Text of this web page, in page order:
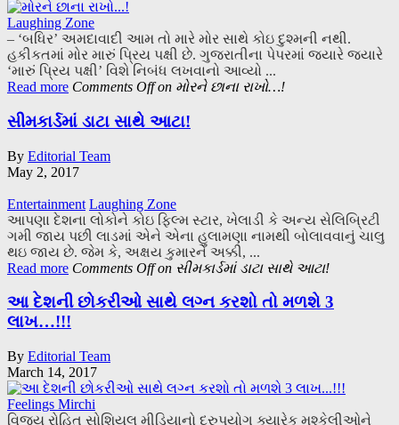
Laughing Zone
– ‘બધિર’ અમદાવાદી આમ તો મારે મોર સાથે કોઇ દુશ્મની નથી.
હકીકતમાં મોર મારું પ્રિય પક્ષી છે. ગુજરાતીના પેપરમાં જ્યારે જ્યારે
‘મારું પ્રિય પક્ષી’ વિશે નિબંધ લખવાનો આવ્યો ...
Read more Comments Offon મોરને છાના રાખો…!
સીમકાર્ડમાં ડાટા સાથે આટા!
By Editorial Team
May 2, 2017
Entertainment Laughing Zone
આપણા દેશના લોકોને કોઇ ફિલ્મ સ્ટાર, ખેલાડી કે અન્ય સેલિબ્રિટી
ગમી જાય પછી લાડમાં એને એના હુલામણા નામથી બોલાવવાનું ચાલુ
થઇ જાય છે. જેમ કે, અક્ષય કુમારને અક્કી, ...
Read more Comments Offon સીમકાર્ડમાં ડાટા સાથે આટા!
આ દેશની છોકરીઓ સાથે લગ્ન કરશો તો મળશે 3
લાખ…!!!
By Editorial Team
March 14, 2017
Feelings Mirchi
વિજય રોહિત સોશિયલ મીડિયાનો દુરુપયોગ ક્યારેક મુશ્કેલીઓને